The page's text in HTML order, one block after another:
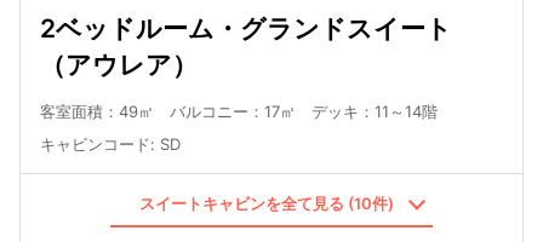
2ベッドルーム・グランドスイート
（アウレア）
客室面積：49㎡ バルコニー：17㎡ デッキ：11～14階
キャビンコード: SD
スイートキャビンを全て見る (10件)